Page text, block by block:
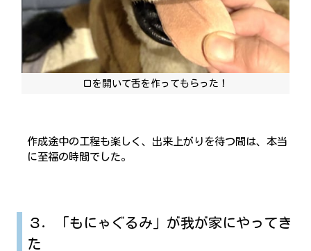
口を開いて舌を作ってもらった！
作成途中の工程も楽しく、出来上がりを待つ間は、本当
に至福の時間でした。
３．「もにゃぐるみ」が我が家にやってき
た